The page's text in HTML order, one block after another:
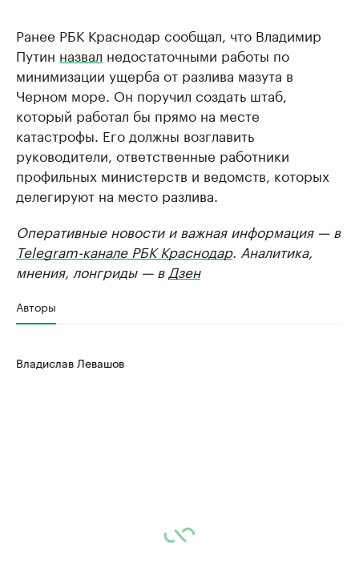
Ранее РБК Краснодар сообщал, что Владимир
Путин назвал недостаточными работы по
минимизации ущерба от разлива мазута в
Черном море. Он поручил создать штаб,
который работал бы прямо на месте
катастрофы. Его должны возглавить
руководители, ответственные работники
профильных министерств и ведомств, которых
делегируют на место разлива.
Оперативные новости и важная информация — в
Telegram-канале РБК Краснодар. Аналитика,
мнения, лонгриды — в Дзен
Авторы
Владислав Левашов